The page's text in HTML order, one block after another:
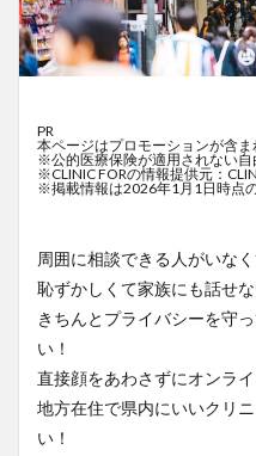
PR
本ページはプロモーションが含ま
※公的医療保険が適用されない自
※CLINIC FORの情報提供元：
※掲載情報は2026年1月1日時点の
周囲に相談できる人がいな
恥ずかしくて家族にも話せ
きちんとプライバシーを守
い！
直接顔をあわさずにオンラ
地方在住で県内にいいクリ
い！